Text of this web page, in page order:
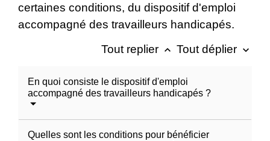
certaines conditions, du dispositif d'emploi
accompagné des travailleurs handicapés.
Tout replier keyboard_arrow_up Tout déplier keyboard_arrow_down
En quoi consiste le dispositif d'emploi
accompagné des travailleurs handicapés ?
Quelles sont les conditions pour bénéficier